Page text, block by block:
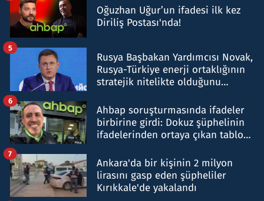
Oğuzhan Uğur’un ifadesi ilk kez
Diriliş Postası'nda!
Rusya Başbakan Yardımcısı Novak,
Rusya-Türkiye enerji ortaklığının
stratejik nitelikte olduğunu
5
Ahbap soruşturmasında ifadeler
birbirine girdi: Dokuz şüphelinin
ifadelerinden ortaya çıkan tablo
6
Ankara'da bir kişinin 2 milyon
lirasını gasp eden şüpheliler
Kırıkkale'de yakalandı
7